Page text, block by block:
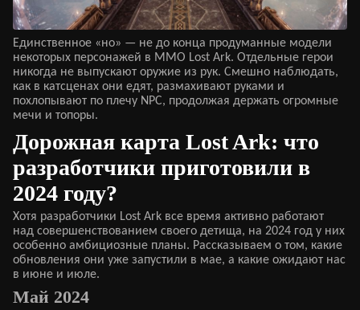
Единственное «но» — не до конца продуманные модели
некоторых персонажей в MMO Lost Ark. Отдельные герои
никогда не выпускают оружие из рук. Смешно наблюдать,
как в катсценах они едят, размахивают руками и
похлопывают по плечу NPC, продолжая держать огромные
мечи и топоры.
Дорожная карта Lost Ark: что
разработчики приготовили в
2024 году?
Хотя разработчики Lost Ark все время активно работают
над совершенствованием своего детища, на 2024 год у них
особенно амбициозные планы. Рассказываем о том, какие
обновления они уже запустили в мае, а какие ожидают нас
в июне и июле.
Май 2024